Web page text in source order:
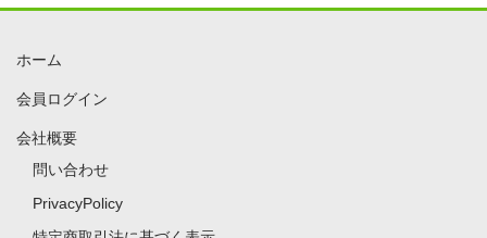
ホーム
会員ログイン
会社概要
問い合わせ
PrivacyPolicy